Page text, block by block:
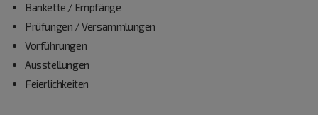
Bankette / Empfänge
Prüfungen / Versammlungen
Vorführungen
Ausstellungen
Feierlichkeiten